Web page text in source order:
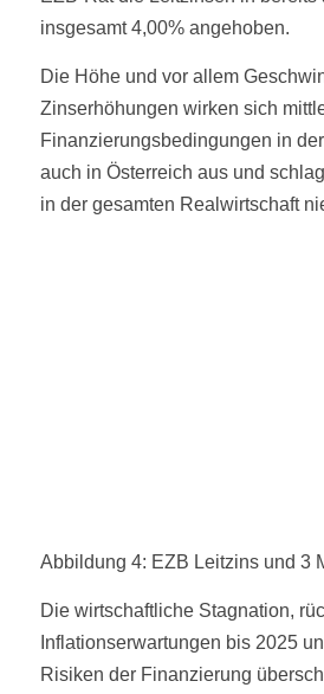
insgesamt 4,00% angehoben.
Die Höhe und vor allem
Zinserhöhungen wirken sich
Finanzierungsbedingungen in
auch in Österreich aus und
in der gesamten Realwirtschaft
Abbildung 4: EZB Leitzins und 3
Die wirtschaftliche Stagnation,
Inflationserwartungen bis 2025
Risiken der Finanzierung